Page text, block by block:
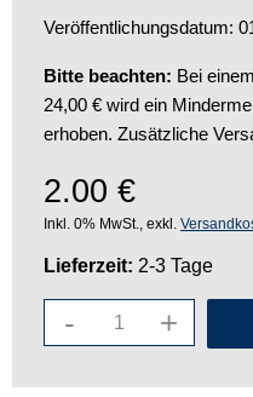
Veröffentlichungsdatum:
Bitte beachten: Bei
24,00 € wird ein
erhoben. Zusätzliche
2.00 €
Inkl. 0% MwSt., exkl.
Lieferzeit: 2-3 Tage
- +